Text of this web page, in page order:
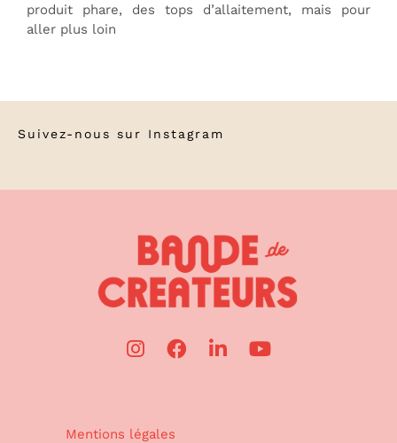
produit phare, des tops d’allaitement, mais pour
aller plus loin
Suivez-nous sur Instagram
Mentions légales